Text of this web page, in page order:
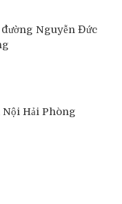
Nguyễn Đức
Hải Phòng